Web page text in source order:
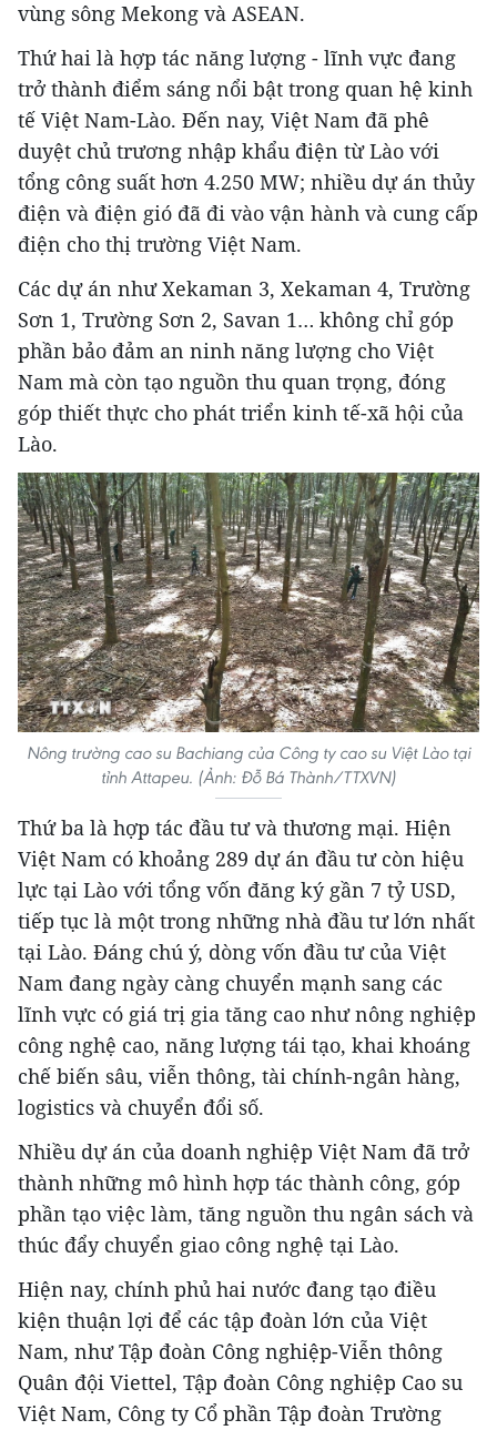
vùng sông Mekong và ASEAN.
Thứ hai là hợp tác năng lượng - lĩnh vực đang
trở thành điểm sáng nổi bật trong quan hệ kinh
tế Việt Nam-Lào. Đến nay, Việt Nam đã phê
duyệt chủ trương nhập khẩu điện từ Lào với
tổng công suất hơn 4.250 MW; nhiều dự án thủy
điện và điện gió đã đi vào vận hành và cung cấp
điện cho thị trường Việt Nam.
Các dự án như Xekaman 3, Xekaman 4, Trường
Sơn 1, Trường Sơn 2, Savan 1… không chỉ góp
phần bảo đảm an ninh năng lượng cho Việt
Nam mà còn tạo nguồn thu quan trọng, đóng
góp thiết thực cho phát triển kinh tế-xã hội của
Lào.
Nông trường cao su Bachiang của Công ty cao su Việt Lào tại
tỉnh Attapeu. (Ảnh: Đỗ Bá Thành/TTXVN)
Thứ ba là hợp tác đầu tư và thương mại. Hiện
Việt Nam có khoảng 289 dự án đầu tư còn hiệu
lực tại Lào với tổng vốn đăng ký gần 7 tỷ USD,
tiếp tục là một trong những nhà đầu tư lớn nhất
tại Lào. Đáng chú ý, dòng vốn đầu tư của Việt
Nam đang ngày càng chuyển mạnh sang các
lĩnh vực có giá trị gia tăng cao như nông nghiệp
công nghệ cao, năng lượng tái tạo, khai khoáng
chế biến sâu, viễn thông, tài chính-ngân hàng,
logistics và chuyển đổi số.
Nhiều dự án của doanh nghiệp Việt Nam đã trở
thành những mô hình hợp tác thành công, góp
phần tạo việc làm, tăng nguồn thu ngân sách và
thúc đẩy chuyển giao công nghệ tại Lào.
Hiện nay, chính phủ hai nước đang tạo điều
kiện thuận lợi để các tập đoàn lớn của Việt
Nam, như Tập đoàn Công nghiệp-Viễn thông
Quân đội Viettel, Tập đoàn Công nghiệp Cao su
Việt Nam, Công ty Cổ phần Tập đoàn Trường